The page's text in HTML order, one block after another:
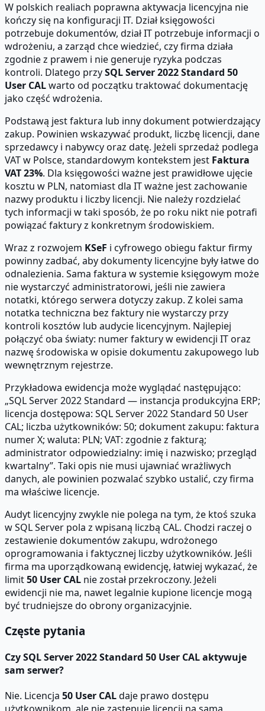
W polskich realiach poprawna aktywacja licencyjna nie
kończy się na konfiguracji IT. Dział księgowości
potrzebuje dokumentów, dział IT potrzebuje informacji o
wdrożeniu, a zarząd chce wiedzieć, czy firma działa
zgodnie z prawem i nie generuje ryzyka podczas
kontroli. Dlatego przySQL Server 2022 Standard 50
User CALwarto od początku traktować dokumentację
jako część wdrożenia.
Podstawą jest faktura lub inny dokument potwierdzający
zakup. Powinien wskazywać produkt, liczbę licencji, dane
sprzedawcy i nabywcy oraz datę. Jeżeli sprzedaż podlega
VAT w Polsce, standardowym kontekstem jest Faktura
VAT 23%. Dla księgowości ważne jest prawidłowe ujęcie
kosztu w PLN, natomiast dla IT ważne jest zachowanie
nazwy produktu i liczby licencji. Nie należy rozdzielać
tych informacji w taki sposób, że po roku nikt nie potrafi
powiązać faktury z konkretnym środowiskiem.
Wraz z rozwojem KSeF i cyfrowego obiegu faktur firmy
powinny zadbać, aby dokumenty licencyjne były łatwe do
odnalezienia. Sama faktura w systemie księgowym może
nie wystarczyć administratorowi, jeśli nie zawiera
notatki, którego serwera dotyczy zakup. Z kolei sama
notatka techniczna bez faktury nie wystarczy przy
kontroli kosztów lub audycie licencyjnym. Najlepiej
połączyć oba światy: numer faktury w ewidencji IT oraz
nazwę środowiska w opisie dokumentu zakupowego lub
wewnętrznym rejestrze.
Przykładowa ewidencja może wyglądać następująco:
„SQL Server 2022 Standard — instancja produkcyjna ERP;
licencja dostępowa: SQL Server 2022 Standard 50 User
CAL; liczba użytkowników: 50; dokument zakupu: faktura
numer X; waluta: PLN; VAT: zgodnie z fakturą;
administrator odpowiedzialny: imię i nazwisko; przegląd
kwartalny”. Taki opis nie musi ujawniać wrażliwych
danych, ale powinien pozwalać szybko ustalić, czy firma
ma właściwe licencje.
Audyt licencyjny zwykle nie polega na tym, że ktoś szuka
w SQL Server pola z wpisaną liczbą CAL. Chodzi raczej o
zestawienie dokumentów zakupu, wdrożonego
oprogramowania i faktycznej liczby użytkowników. Jeśli
firma ma uporządkowaną ewidencję, łatwiej wykazać, że
limit50 User CAL nie został przekroczony. Jeżeli
ewidencji nie ma, nawet legalnie kupione licencje mogą
być trudniejsze do obrony organizacyjnie.
Częste pytania
Czy SQL Server 2022 Standard 50 User CAL aktywuje
sam serwer?
Nie. Licencja 50 User CALdaje prawo dostępu